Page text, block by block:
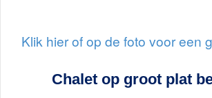
Klik hier of op de foto voor een
Chalet op groot plat